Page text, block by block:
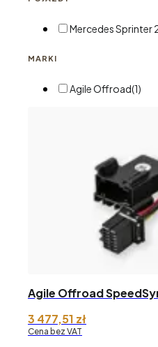
Mercedes Sprinter
MARKI
Agile Offroad(1)
Agile Offroad
3 477,51 zł
Cena bez VAT